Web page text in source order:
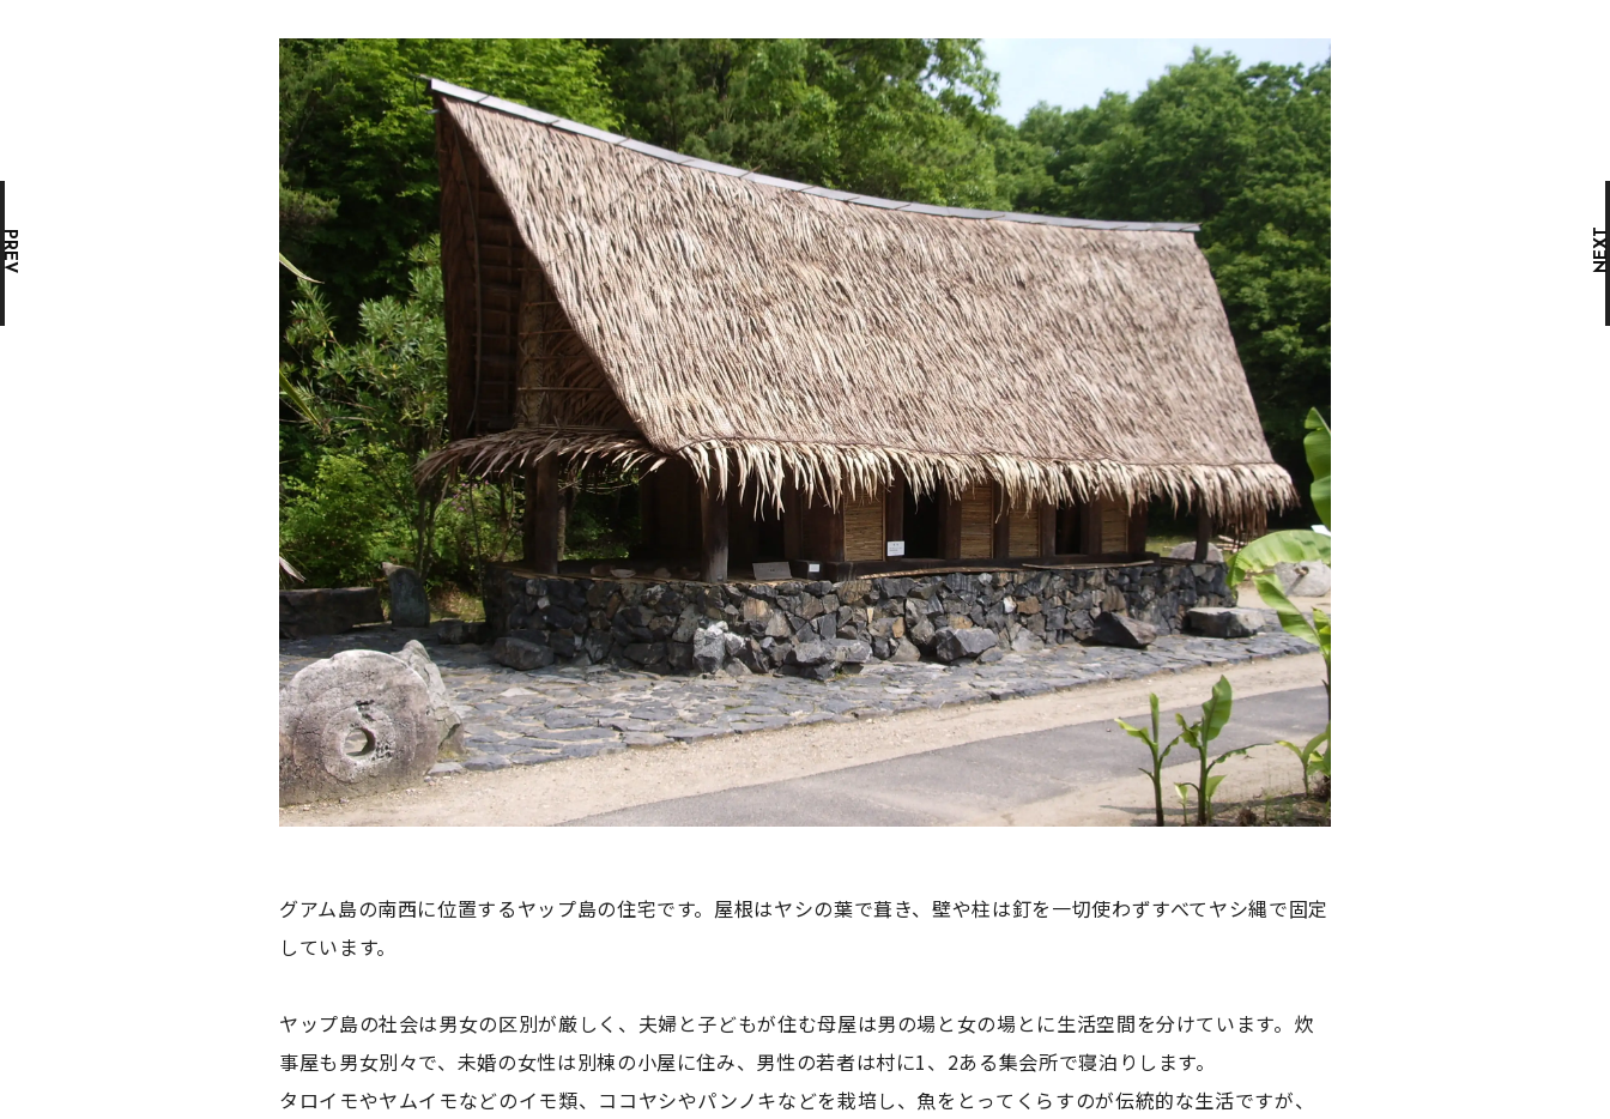
PREV
美しい鞍型屋根が特徴の、高床の家
NEXT
壁のない、涼しげな家
グアム島の南西に位置するヤップ島の住宅です。屋根はヤシの葉で葺き、壁や柱は釘を一切使わずすべてヤシ縄で固定
しています。
ヤップ島の社会は男女の区別が厳しく、夫婦と子どもが住む母屋は男の場と女の場とに生活空間を分けています。炊
事屋も男女別々で、未婚の女性は別棟の小屋に住み、男性の若者は村に1、 2ある集会所で寝泊りします。
タロイモやヤムイモなどのイモ類、ココヤシやパンノキなどを栽培し、魚をとってくらすのが伝統的な生活ですが、